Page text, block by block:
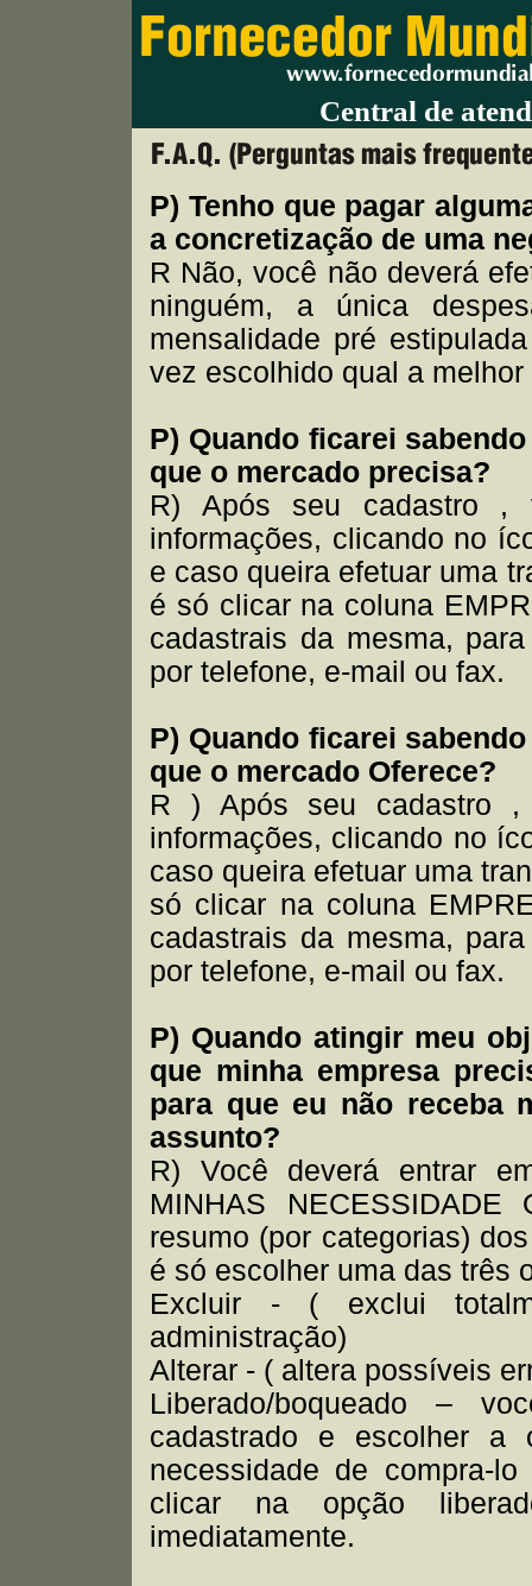
Central de
P) Tenho que pagar
a concretização de uma
R Não, você não deverá
ninguém, a única
mensalidade pré
vez escolhido qual a
P) Quando ficarei
que o mercado precisa?
R) Após seu cadastro ,
informações, clicando no
e caso queira efetuar uma
é só clicar na coluna
cadastrais da mesma,
por telefone, e-mail ou fax.
P) Quando ficarei
que o mercado Oferece?
R ) Após seu cadastro
informações, clicando no
caso queira efetuar uma
só clicar na coluna
cadastrais da mesma,
por telefone, e-mail ou fax.
P) Quando atingir meu
que minha empresa
para que eu não receba
assunto?
R) Você deverá entrar
MINHAS
resumo (por categorias)
é só escolher uma das três
Excluir - ( exclui
administração)
Alterar - ( altera possíveis
Liberado/boqueado –
cadastrado e escolher a
necessidade de compra-
clicar na opção
imediatamente.